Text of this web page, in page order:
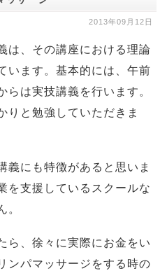
2013年09月12日
は、その講座における理論
います。基本的には、午前
らは実技講義を行います。
りと勉強していただきま
義にも特徴があると思いま
を支援しているスクールな
。
ら、徐々に実際にお金をい
ンパマッサージをする時の